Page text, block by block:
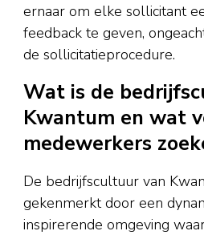
ernaar om elke sollicitant
feedback te geven,
de sollicitatieprocedure.
Wat is de
Kwantum en wat
medewerkers
De bedrijfscultuur van
gekenmerkt door een
inspirerende omgeving